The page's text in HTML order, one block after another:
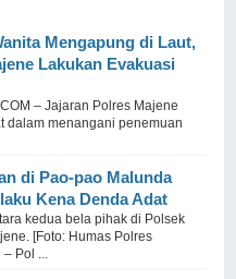
Mengapung di Laut,
Lakukan Evakuasi
– Jajaran Polres Majene
dalam menangani penemuan
di Pao-pao Malunda
Kena Denda Adat
kedua bela pihak di Polsek
[Foto: Humas Polres
– Pol ...